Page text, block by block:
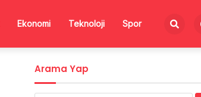
Ekonomi Teknoloji Spor
Arama Yap